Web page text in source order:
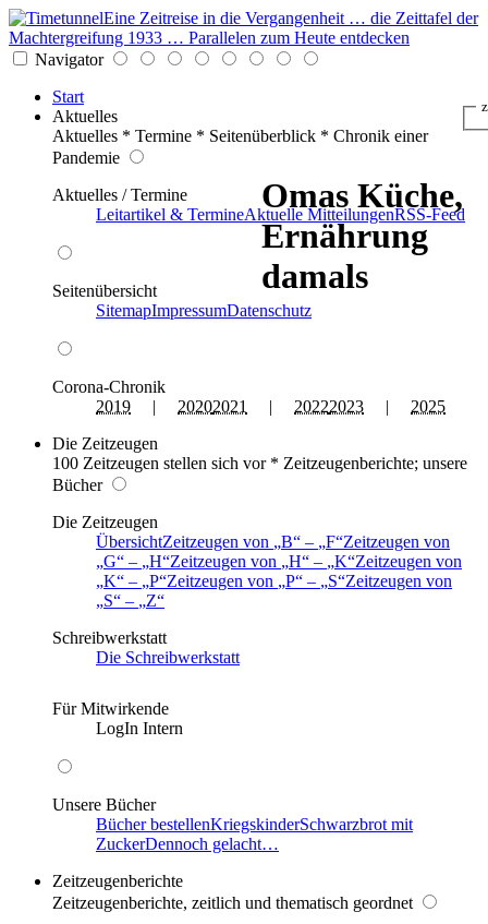
Eine Zeitreise in die Vergangenheit … die Zeittafel der
Machtergreifung 1933 … Parallelen zum Heute entdecken
Navigator
Start
Aktuelles
Aktuelles * Termine * Seitenüberblick * Chronik einer
Pandemie
Aktuelles / Termine
Leitartikel & TermineAktuelle MitteilungenRSS-Feed
Seitenübersicht
SitemapImpressumDatenschutz
Corona-Chronik
2019 | 20202021 | 20222023 | 2025
Die Zeitzeugen
100 Zeitzeugen stellen sich vor * Zeitzeugenberichte; unsere
Bücher
Die Zeitzeugen
ÜbersichtZeitzeugen von B – F Zeitzeugen von
G
– H Zeitzeugen von H – K Zeitzeugen von
K
– P Zeitzeugen von P – S Zeitzeugen von
S
–
Z
Schreibwerkstatt
Die Schreibwerkstatt
Für Mitwirkende
LogIn Intern
Unsere Bücher
Bücher bestellenKriegskinderSchwarzbrot mit
ZuckerDennoch gelacht…
Zeitzeugenberichte
Zeitzeugenberichte, zeitlich und thematisch geordnet
Omas Küche,
Ernährung
damals